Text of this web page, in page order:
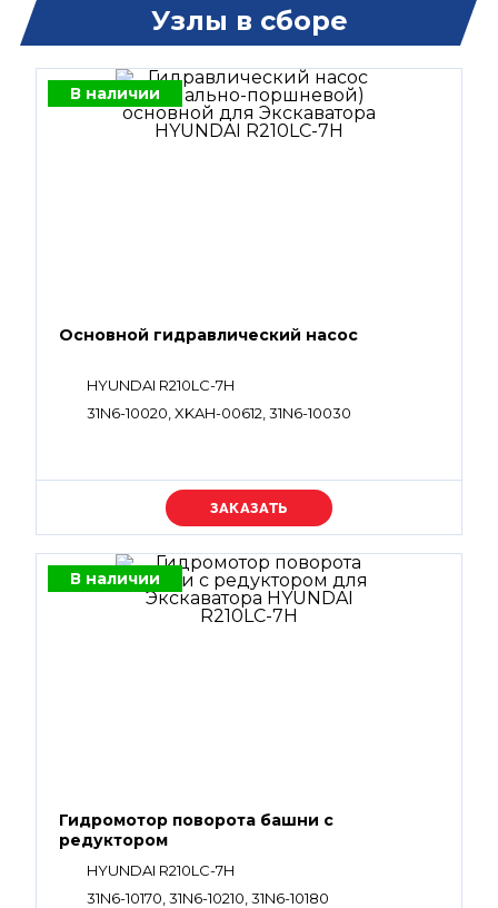
Узлы в сборе
В наличии
Основной гидравлический насос
HYUNDAI R210LC-7H
31N6-10020, XKAH-00612, 31N6-10030
Уточняйте цену
В наличии
Гидромотор поворота башни с
редуктором
HYUNDAI R210LC-7H
31N6-10170, 31N6-10210, 31N6-10180